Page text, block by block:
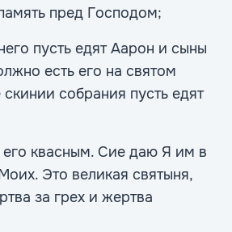
пред Господом;
пусть едят Аарон и сыны
есть его на святом
собрания пусть едят
квасным. Сие даю Я им в
Это великая святыня,
за грех и жертва